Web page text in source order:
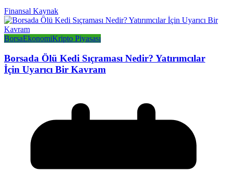
Finansal Kaynak
BorsaEkonomiKripto Piyasası
Borsada Ölü Kedi Sıçraması Nedir? Yatırımcılar
İçin Uyarıcı Bir Kavram